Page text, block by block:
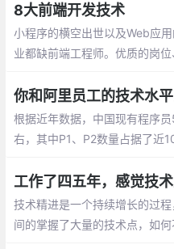
8大前端开发技术
小程序的横空出世以及Web应
业都缺前端工程师。优质的岗
代，与高质量系统化提升导致的
根据近年数据，中国现有程序
右，其中P1、P2数量占据了近
万。80后是企业的技术支柱，
逐步成为企业的中坚力量
工作了四五年，感觉技
技术精进是一个持续增长的过
间的掌握了大量的技术点，如